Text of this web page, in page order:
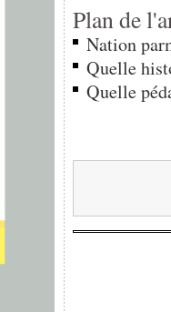
Plan de
Nation
Quelle
Quelle